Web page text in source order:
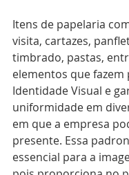
Itens de papelaria
visita, cartazes,
timbrado, pastas,
elementos que fazem
Identidade Visual e
uniformidade em
em que a empresa
presente. Essa
essencial para a